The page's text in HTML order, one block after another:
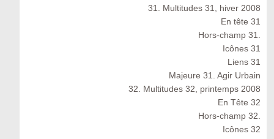
31. Multitudes 31, hiver 2008
En tête 31
Hors-champ 31.
Icônes 31
Liens 31
Majeure 31. Agir Urbain
32. Multitudes 32, printemps 2008
En Tête 32
Hors-champ 32.
Icônes 32